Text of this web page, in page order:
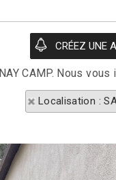
CAMP. Nous
Localisation :